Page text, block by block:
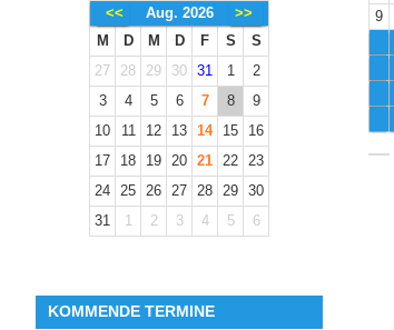
9
<< Aug. 2026
>>
M
D M D F S
S
27
28 29 30 31 1
2
3
4 5 6 7 8
9
10
11 12 13 14 15
16
17
18 19 20 21 22
23
24
25 26 27 28 29
30
31
1 2 3 4 5 6
KOMMENDE TERMINE